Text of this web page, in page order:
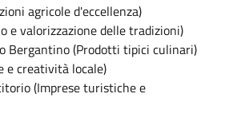
agricole d'eccellenza)
e valorizzazione delle tradizioni)
Bergantino (Prodotti tipici culinari)
e creatività locale)
(Imprese turistiche e